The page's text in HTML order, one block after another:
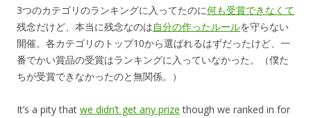
3つのカテゴリのランキングに入ってたのに何も受賞できなくて
残念だけど、本当に残念なのは自分の作ったルールを守らない
開催。各カテゴリのトップ10から選ばれるはずだったけど、一
番でかい賞品の受賞はランキングに入っていなかった。（僕た
ちが受賞できなかったのと無関係。）
It’s a pity that we didn’t get any prize though we ranked in for